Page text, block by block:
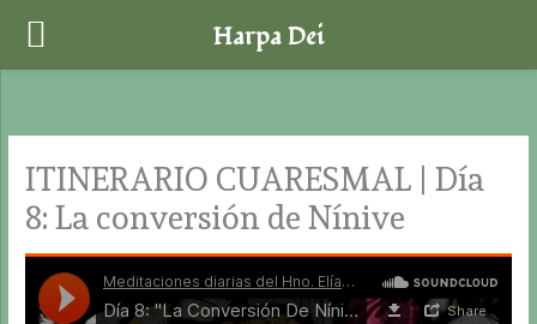
contenido
ITINERARIO CUARESMAL | Día
8: La conversión de Nínive
Harpa Dei